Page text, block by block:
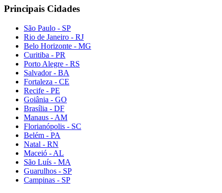
Principais Cidades
São Paulo - SP
Rio de Janeiro - RJ
Belo Horizonte - MG
Curitiba - PR
Porto Alegre - RS
Salvador - BA
Fortaleza - CE
Recife - PE
Goiânia - GO
Brasília - DF
Manaus - AM
Florianópolis - SC
Belém - PA
Natal - RN
Maceió - AL
São Luís - MA
Guarulhos - SP
Campinas - SP